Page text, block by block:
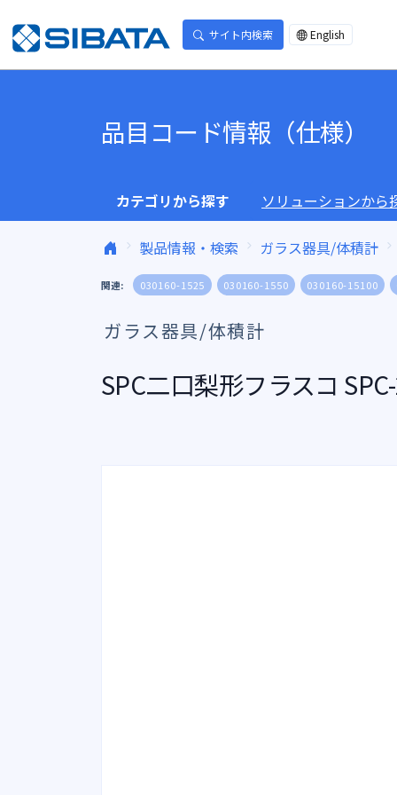
サイト内検索 English
品目コード情報（仕様）
カテゴリから探す ソリューションから
製品情報・検索 ガラス器具/体積計
関連: 030160-1525 030160-1550 030160-15100
ガラス器具/体積計
SPC二口梨形フラスコ